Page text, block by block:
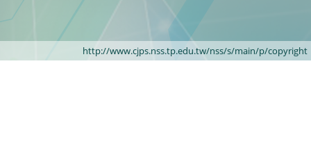
http://www.cjps.nss.tp.edu.tw/nss/s/main/p/copyright